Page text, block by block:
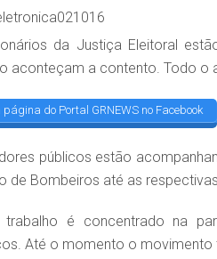
da Justiça Eleitoral
aconteçam a contento. Todo o
do Portal GRNEWS no Facebook
públicos estão
de Bombeiros até as
é concentrado na
Até o momento o movimento